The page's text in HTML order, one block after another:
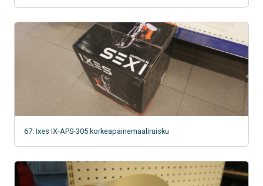
67. Ixes IX-APS-305 korkeapainemaaliruisku